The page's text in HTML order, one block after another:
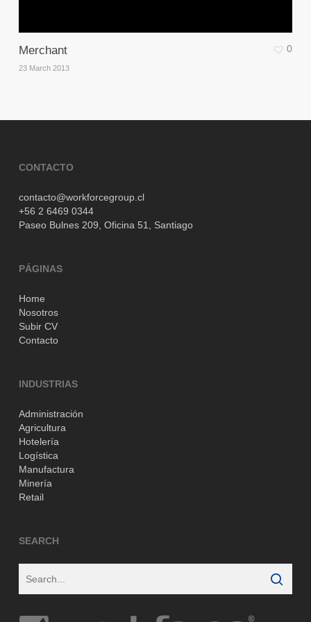
Merchant
23 March 2013
0
CONTACTO
contacto@workforcegroup.cl
+56 2 6469 0344
Paseo Bulnes 209, Oficina 51, Santiago
PÁGINAS
Home
Nosotros
Subir CV
Contacto
INDUSTRIAS
Administración
Agricultura
Hotelería
Logística
Manufactura
Minería
Retail
SEARCH